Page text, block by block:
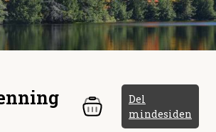
Del
mindesiden